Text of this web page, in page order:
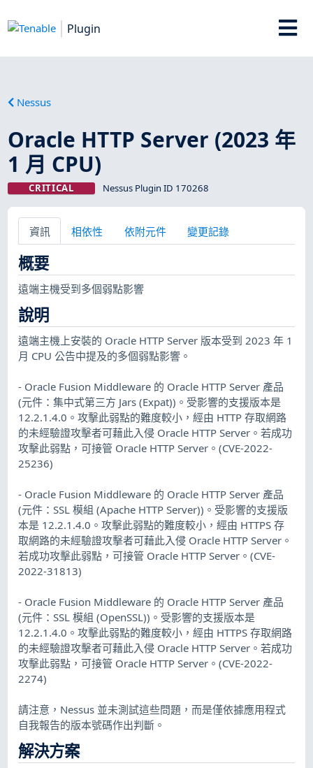
Plugin
Nessus
Oracle HTTP Server (2023 年
1 月 CPU)
CRITICAL Nessus Plugin ID 170268
資訊 相依性 依附元件 變更記錄
概要
遠端主機受到多個弱點影響
說明
遠端主機上安裝的 Oracle HTTP Server 版本受到 2023 年 1
月 CPU 公告中提及的多個弱點影響。
- Oracle Fusion Middleware 的 Oracle HTTP Server 產品
(元件：集中式第三方 Jars (Expat))。受影響的支援版本是
12.2.1.4.0。攻擊此弱點的難度較小，經由 HTTP 存取網路
的未經驗證攻擊者可藉此入侵 Oracle HTTP Server。若成功
攻擊此弱點，可接管 Oracle HTTP Server。(CVE-2022-
25236)
- Oracle Fusion Middleware 的 Oracle HTTP Server 產品
(元件：SSL 模組 (Apache HTTP Server))。受影響的支援版
本是 12.2.1.4.0。攻擊此弱點的難度較小，經由 HTTPS 存
取網路的未經驗證攻擊者可藉此入侵 Oracle HTTP Server。
若成功攻擊此弱點，可接管 Oracle HTTP Server。(CVE-
2022-31813)
- Oracle Fusion Middleware 的 Oracle HTTP Server 產品
(元件：SSL 模組 (OpenSSL))。受影響的支援版本是
12.2.1.4.0。攻擊此弱點的難度較小，經由 HTTPS 存取網路
的未經驗證攻擊者可藉此入侵 Oracle HTTP Server。若成功
攻擊此弱點，可接管 Oracle HTTP Server。(CVE-2022-
2274)
請注意，Nessus 並未測試這些問題，而是僅依據應用程式
自我報告的版本號碼作出判斷。
解決方案